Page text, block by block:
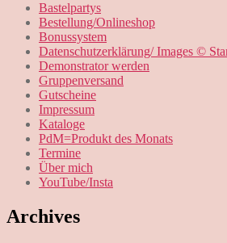
Bastelpartys
Bestellung/Onlineshop
Bonussystem
Datenschutzerklärung/ Images ©
Demonstrator werden
Gruppenversand
Gutscheine
Impressum
Kataloge
PdM=Produkt des Monats
Termine
Über mich
YouTube/Insta
Archives